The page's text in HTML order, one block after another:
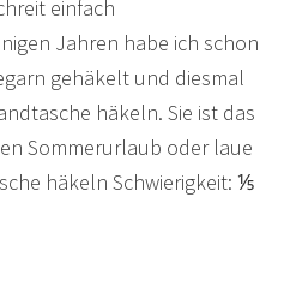
einfach
Jahren habe ich schon
gehäkelt und diesmal
häkeln. Sie ist das
Sommerurlaub oder laue
häkeln Schwierigkeit: ⅕